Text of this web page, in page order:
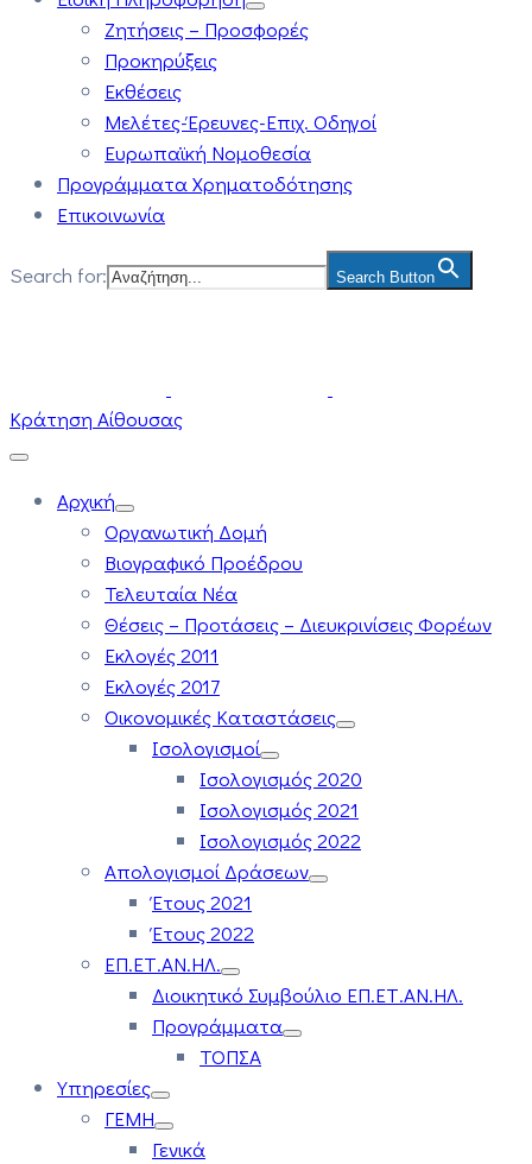
Ζητήσεις – Προσφορές
Προκηρύξεις
Εκθέσεις
Μελέτες-Έρευνες-Επιχ. Οδηγοί
Ευρωπαϊκή Νομοθεσία
Προγράμματα Χρηματοδότησης
Επικοινωνία
Search for: Search Button
Κράτηση Αίθουσας
Αρχική
Οργανωτική Δομή
Βιογραφικό Προέδρου
Τελευταία Νέα
Θέσεις – Προτάσεις – Διευκρινίσεις Φορέων
Εκλογές 2011
Εκλογές 2017
Οικονομικές Καταστάσεις
Ισολογισμοί
Ισολογισμός 2020
Ισολογισμός 2021
Ισολογισμός 2022
Απολογισμοί Δράσεων
Έτους 2021
Έτους 2022
ΕΠ.ΕΤ.ΑΝ.ΗΛ.
Διοικητικό Συμβούλιο ΕΠ.ΕΤ.ΑΝ.ΗΛ.
Προγράμματα
ΤΟΠΣΑ
Υπηρεσίες
ΓΕΜΗ
Γενικά